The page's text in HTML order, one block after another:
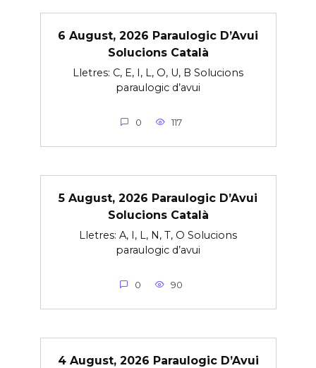
6 August, 2026 Paraulogic D’Avui
Solucions Català
Lletres: C, E, I, L, O, U, B Solucions
paraulogic d’avui
0 117
5 August, 2026 Paraulogic D’Avui
Solucions Català
Lletres: A, I, L, N, T, O Solucions
paraulogic d’avui
0 90
4 August, 2026 Paraulogic D’Avui